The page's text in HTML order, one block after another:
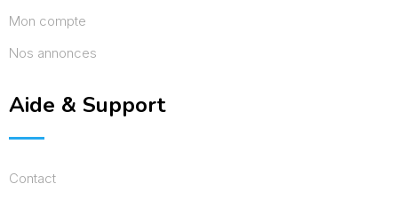
Mon compte
Nos annonces
Aide & Support
Contact